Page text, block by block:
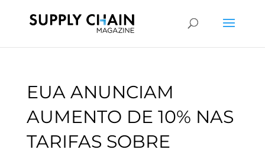
EUA ANUNCIAM
AUMENTO DE 10% NAS
TARIFAS SOBRE